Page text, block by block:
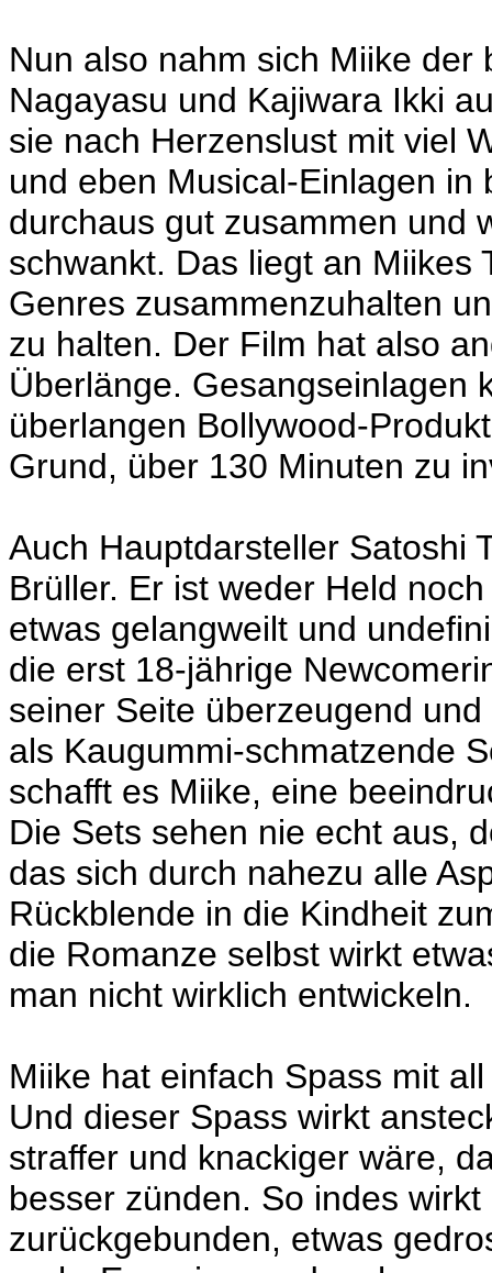
Nun also nahm sich Miike der
Nagayasu und Kajiwara Ikki
sie nach Herzenslust mit viel
und eben Musical-Einlagen in
durchaus gut zusammen und
schwankt. Das liegt an Miikes
Genres zusammenzuhalten
zu halten. Der Film hat also
Überlänge. Gesangseinlagen
überlangen Bollywood-
Grund, über 130 Minuten zu
Auch Hauptdarsteller Satoshi
Brüller. Er ist weder Held
etwas gelangweilt und
die erst 18-jährige
seiner Seite überzeugend
als Kaugummi-schmatzende
schafft es Miike, eine
Die Sets sehen nie echt aus,
das sich durch nahezu alle
Rückblende in die Kindheit
die Romanze selbst wirkt
man nicht wirklich entwickeln.
Miike hat einfach Spass mit
Und dieser Spass wirkt
straffer und knackiger wäre,
besser zünden. So indes
zurückgebunden, etwas